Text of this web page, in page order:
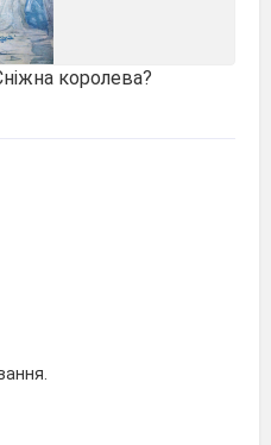
королева?